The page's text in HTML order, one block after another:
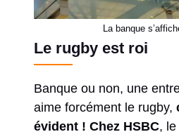
La banque
Le rugby est roi
Banque ou non, une
aime forcément le rugby,
évident ! Chez HSBC,